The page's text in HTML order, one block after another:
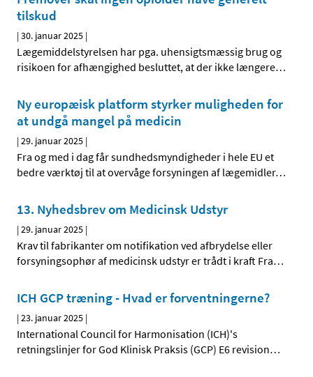
tilskud
|30. januar 2025 |
Lægemiddelstyrelsen har pga. uhensigtsmæssig brug og
risikoen for afhængighed besluttet, at der ikke længere…
Ny europæisk platform styrker muligheden for
at undgå mangel på medicin
|29. januar 2025 |
Fra og med i dag får sundhedsmyndigheder i hele EU et
bedre værktøj til at overvåge forsyningen af lægemidler…
13. Nyhedsbrev om Medicinsk Udstyr
|29. januar 2025 |
Krav til fabrikanter om notifikation ved afbrydelse eller
forsyningsophør af medicinsk udstyr er trådt i kraft Fra…
ICH GCP træning - Hvad er forventningerne?
|23. januar 2025 |
International Council for Harmonisation (ICH)'s
retningslinjer for God Klinisk Praksis (GCP) E6 revision…